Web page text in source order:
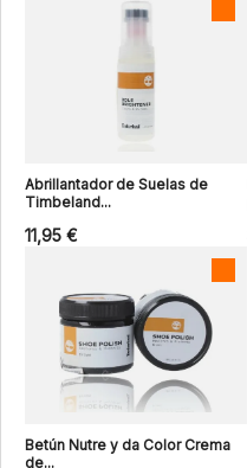
Abrillantador de Suelas de
Timbeland...
11,95 €
Betún Nutre y da Color Crema
de...